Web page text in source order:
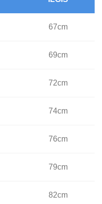
67cm
69cm
72cm
74cm
76cm
79cm
82cm